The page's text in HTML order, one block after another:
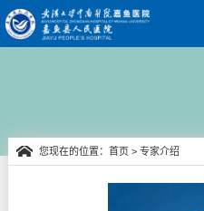
您现在的位置： 首页 > 专家介绍